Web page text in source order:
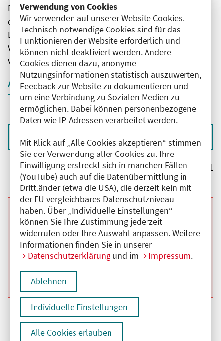
Verwendung von Cookies
Wir verwenden auf unserer Website Cookies.
Technisch notwendige Cookies sind für das
Funktionieren der Website erforderlich und
können nicht deaktiviert werden. Andere
Cookies dienen dazu, anonyme
Nutzungsinformationen statistisch auszuwerten,
Feedback zur Website zu dokumentieren und
um eine Verbindung zu Sozialen Medien zu
ermöglichen. Dabei können personenbezogene
Daten wie IP-Adressen verarbeitet werden.
Mit Klick auf „Alle Cookies akzeptieren“ stimmen
Sie der Verwendung aller Cookies zu. Ihre
Einwilligung erstreckt sich in manchen Fällen
(YouTube) auch auf die Datenübermittlung in
Drittländer (etwa die USA), die derzeit kein mit
der EU vergleichbares Datenschutzniveau
haben. Über „Individuelle Einstellungen“
können Sie Ihre Zustimmung jederzeit
widerrufen oder Ihre Auswahl anpassen. Weitere
Informationen finden Sie in unserer
Datenschutzerklärung und im Impressum.
Ablehnen
Individuelle Einstellungen
Alle Cookies erlauben
Die hier aufgeführten Veranstaltungen entsprechen
den unmittelbar vom Veranstalter getätigten Angaben.
Die Ärztekammer Berlin übernimmt keine
Verantwortung für den Inhalt, die Haftung obliegt dem
Veranstalter.
Aktive Filter
Filter
ID: ANT-2404389
deaktivieren und Suchergebnisse neu laden
Sortieren nach
Ergebnisse: 1
Beginn:
01.09.2025Ende und Anfangszeit:
-31.08.2026,00:01 Uhr
Veranstaltungstitel:
Zertifizierte Online-Fortbildung für
Abonnentinnen und Abonnenten des arznei-
telegramm
Veranstaltungsort:
Online
Kategorie:D
Fortbildungspunkte:
Details anzeigen